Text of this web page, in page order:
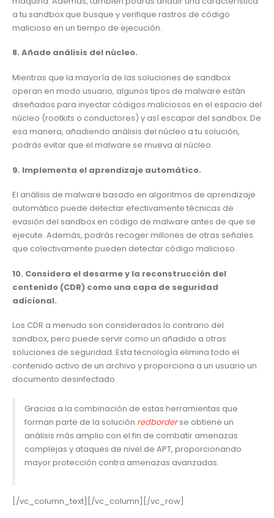
a tu sandbox que busque y verifique rastros de código
malicioso en un tiempo de ejecución.
8. Añade análisis del núcleo.
Mientras que la mayoría de las soluciones de sandbox
operan en modo usuario, algunos tipos de malware están
diseñados para inyectar códigos maliciosos en el espacio del
núcleo (rootkits o conductores) y así escapar del sandbox. De
esa manera, añadiendo análisis del núcleo a tu solución,
podrás evitar que el malware se mueva al núcleo.
9. Implementa el aprendizaje automático.
El análisis de malware basado en algoritmos de aprendizaje
automático puede detectar efectivamente técnicas de
evasión del sandbox en código de malware antes de que se
ejecute. Además, podrás recoger millones de otras señales
que colectivamente pueden detectar código malicioso.
10. Considera el desarme y la reconstrucción del
contenido (CDR) como una capa de seguridad
adicional.
Los CDR a menudo son considerados lo contrario del
sandbox, pero puede servir como un añadido a otras
soluciones de seguridad. Esta tecnología elimina todo el
contenido activo de un archivo y proporciona a un usuario un
documento desinfectado.
Gracias a la combinación de estas herramientas que
forman parte de la solución redborderse obtiene un
análisis más amplio con el fin de combatir amenazas
complejas y ataques de nivel de APT, proporcionando
mayor protección contra amenazas avanzadas.
[/vc_column_text][/vc_column][/vc_row]